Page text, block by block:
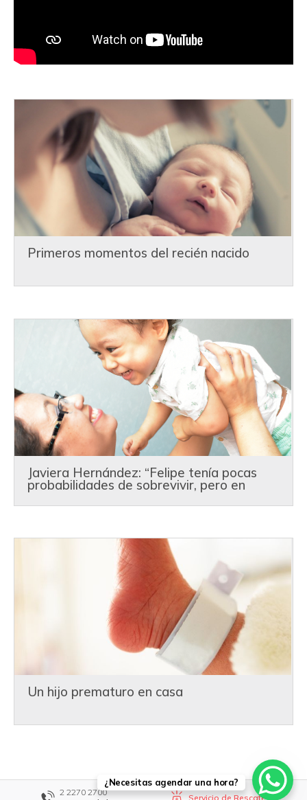
Primeros momentos del recién nacido
Javiera Hernández: “Felipe tenía pocas
probabilidades de sobrevivir, pero en
Neonatología lo dieron todo”
Un hijo prematuro en casa
2 2270 2700
Servicio de Rescate
¿Necesitas agendar una hora?